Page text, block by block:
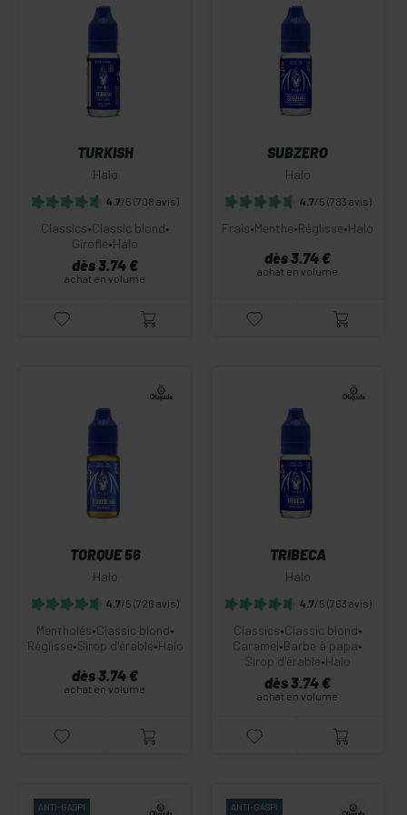
TURKISH
Halo
4.7/5 (708 avis)
Classics•Classic blond•
Girofle•Halo
dès 3.74 €
achat en volume
SUBZERO
Halo
4.7/5 (783 avis)
Frais•Menthe•Réglisse•Halo
dès 3.74 €
achat en volume
TORQUE 56
Halo
4.7/5 (726 avis)
Mentholés•Classic blond•
Réglisse•Sirop d'érable•Halo
dès 3.74 €
achat en volume
TRIBECA
Halo
4.7/5 (763 avis)
Classics•Classic blond•
Caramel•Barbe à papa•
Sirop d'érable•Halo
dès 3.74 €
achat en volume
ANTI-GASPI ANTI-GASPI